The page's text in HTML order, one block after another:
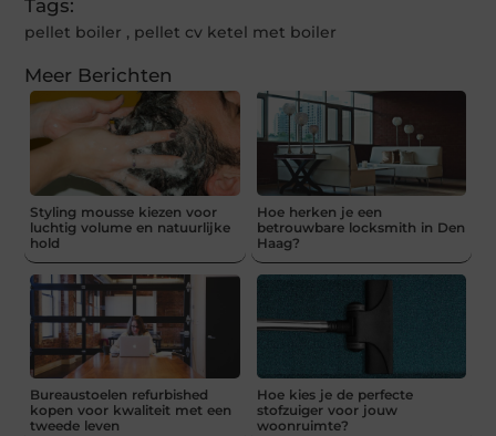
Tags:
pellet boiler , pellet cv ketel met boiler
Meer Berichten
Styling mousse kiezen voor
luchtig volume en natuurlijke
hold
Hoe herken je een
betrouwbare locksmith in Den
Haag?
Bureaustoelen refurbished
kopen voor kwaliteit met een
tweede leven
Hoe kies je de perfecte
stofzuiger voor jouw
woonruimte?